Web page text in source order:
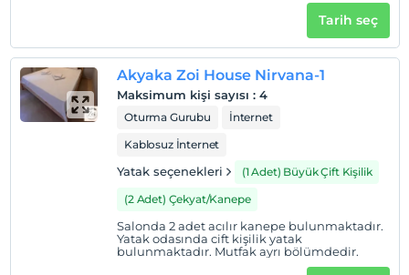
Tarih seç
Akyaka Zoi House Nirvana-1
Maksimum kişi sayısı : 4
Oturma Gurubu
İnternet
Kablosuz İnternet
Yatak seçenekleri
(1 Adet) Büyük Çift Kişilik
(2 Adet) Çekyat/Kanepe
Salonda 2 adet acılır kanepe bulunmaktadır.
Yatak odasında cift kişilik yatak
bulunmaktadır. Mutfak ayrı bölümdedir.